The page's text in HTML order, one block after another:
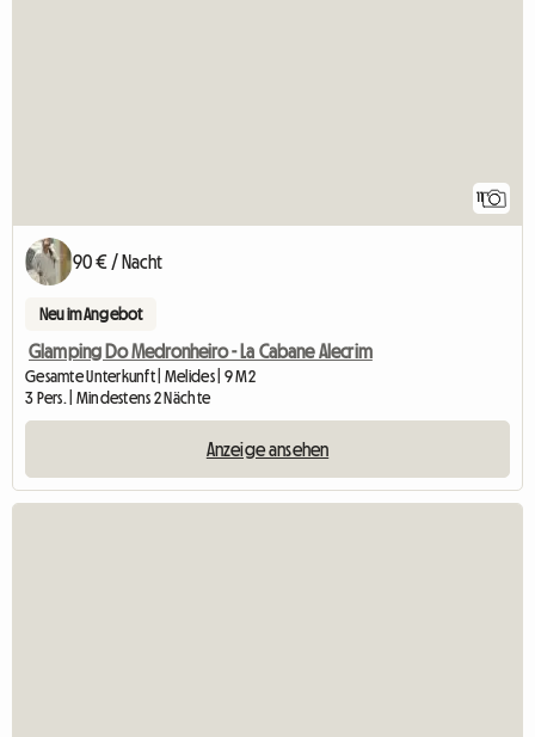
90 € / Nacht
Neu im Angebot
Glamping Do Medronheiro - La Cabane Alecrim
Gesamte Unterkunft | Melides | 9 M2
3 Pers. | Mindestens 2 Nächte
Anzeige ansehen